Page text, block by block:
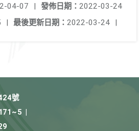
發佈日期： 2022-03-24
04-07
|
最後更新日期： 2022-03-24 |
|
號